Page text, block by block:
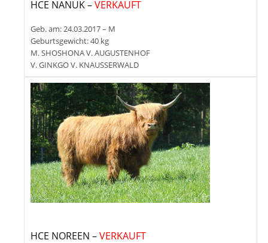
HCE NANUK –VERKAUFT
Geb. am: 24.03.2017 – M
Geburtsgewicht: 40 kg
M. SHOSHONA V. AUGUSTENHOF
V. GINKGO V. KNAUSSERWALD
HCE NOREEN –VERKAUFT